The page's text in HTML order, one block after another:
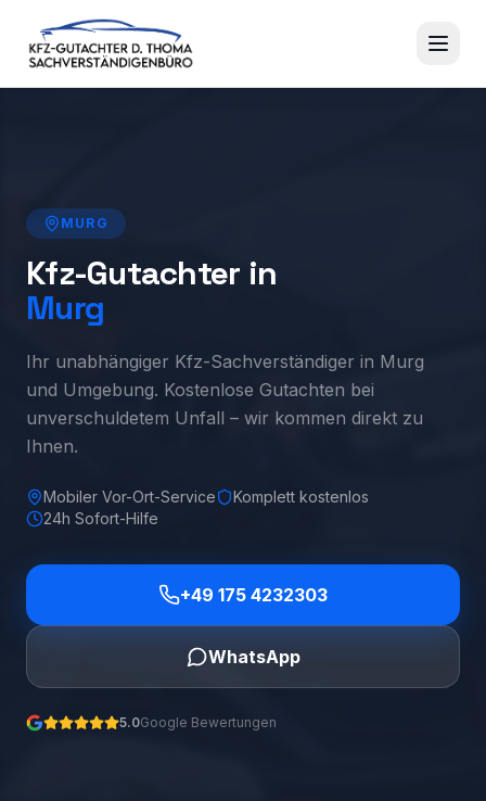
MURG
Kfz-Gutachter in
Murg
Ihr unabhängiger Kfz-Sachverständiger in Murg
und Umgebung. Kostenlose Gutachten bei
unverschuldetem Unfall – wir kommen direkt zu
Ihnen.
Mobiler Vor-Ort-Service
Komplett kostenlos
24h Sofort-Hilfe
+49 175 4232303
WhatsApp
5.0Google Bewertungen